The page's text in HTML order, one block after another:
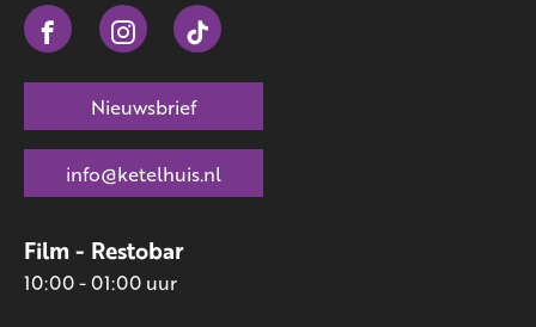
Film - Restobar
10:00 - 01:00 uur
Nieuwsbrief
info@ketelhuis.nl